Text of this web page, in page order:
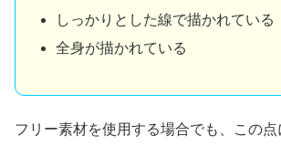
しっかりとした線で描かれている
全身が描かれている
フリー素材を使用する場合でも、この